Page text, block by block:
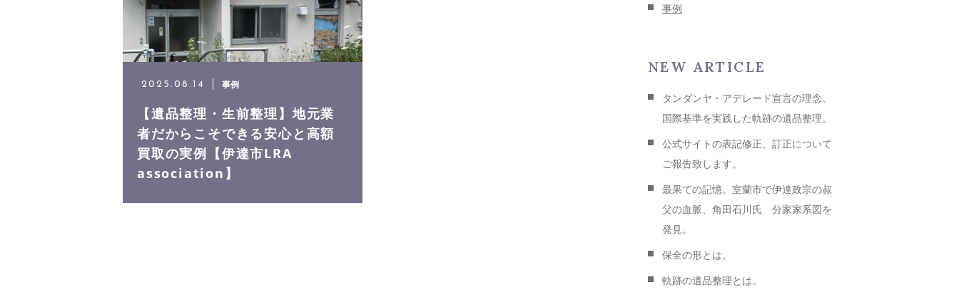
お客様の声
アクセス
よくある質問
2025.08.14 事例
【遺品整理・生前整理】地元業
者だからこそできる安心と高額
買取の実例【伊達市LRA
association】
事例
NEW ARTICLE
タンダンヤ・アデレード宣言の理念。
国際基準を実践した軌跡の遺品整理。
公式サイトの表記修正、訂正について
ご報告致します。
最果ての記憶。室蘭市で伊達政宗の叔
父の血脈、角田石川氏 分家家系図を
発見。
保全の形とは。
軌跡の遺品整理とは。